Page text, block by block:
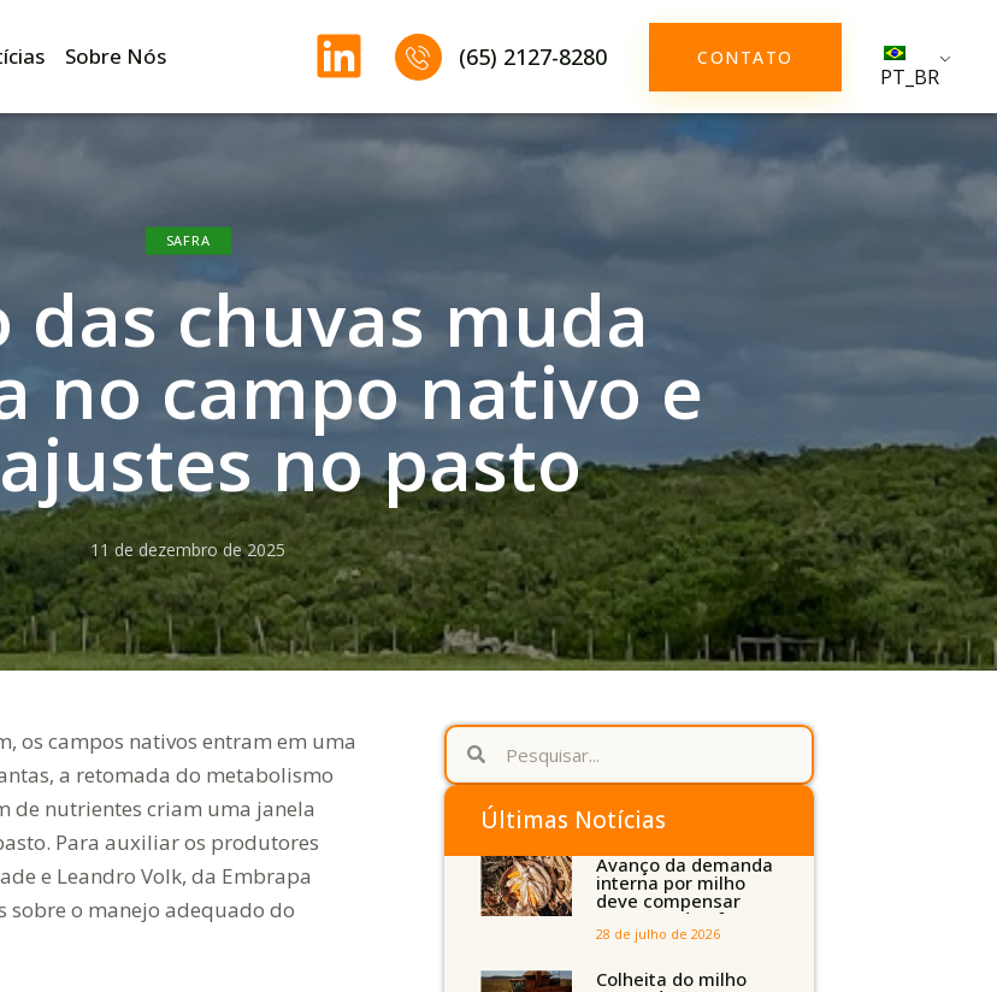
Sobre Nós (65) 2127-8280 CONTATO
PT_BR
SAFRA
das chuvas muda
no campo nativo e
no pasto
11 de dezembro de 2025
os campos nativos entram em uma
a retomada do metabolismo
de nutrientes criam uma janela
Para auxiliar os produtores
e Leandro Volk, da Embrapa
sobre o manejo adequado do
Últimas Notícias
Avanço da demanda
interna por milho
deve compensar
aumento da oferta
com safra recorde
aponta Imea
28 de julho de 2026
Colheita do milho